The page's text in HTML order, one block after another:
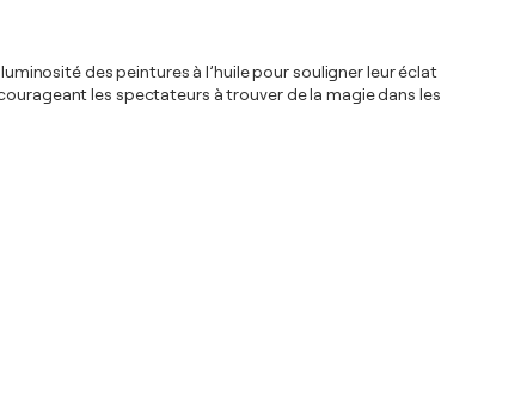
des peintures à l’huile pour souligner leur éclat
les spectateurs à trouver de la magie dans les